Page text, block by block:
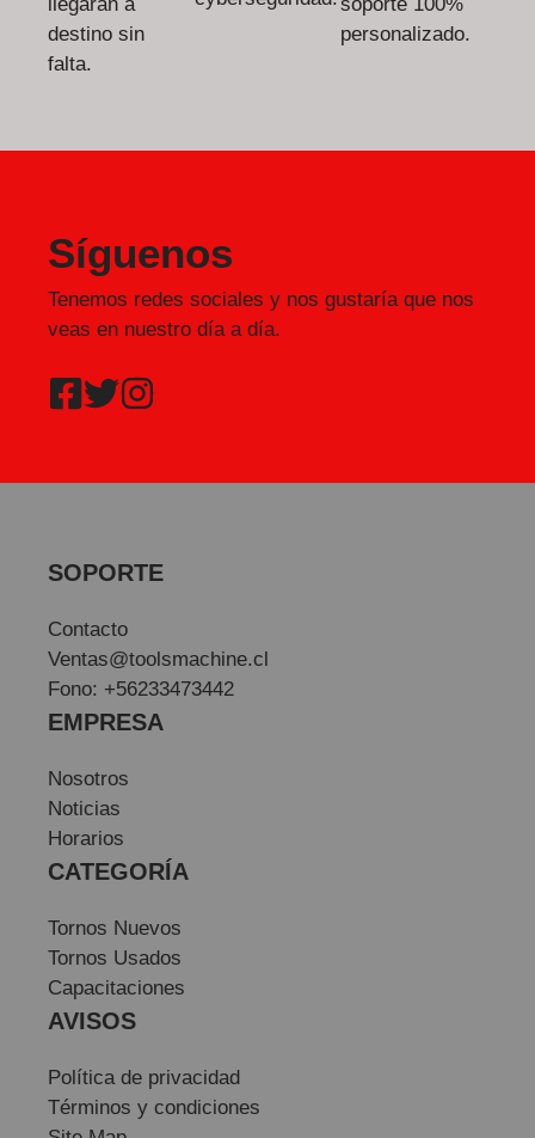
llegarán a
destino sin
falta.
soporte 100%
personalizado.
Síguenos
Tenemos redes sociales y nos gustaría que nos
veas en nuestro día a día.
SOPORTE
Contacto
Ventas@toolsmachine.cl
Fono: +56233473442
EMPRESA
Nosotros
Noticias
Horarios
CATEGORÍA
Tornos Nuevos
Tornos Usados
Capacitaciones
AVISOS
Política de privacidad
Términos y condiciones